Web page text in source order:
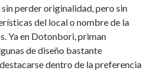
perder originalidad, pero sin
del local o nombre de la
Ya en Dotonbori, priman
de diseño bastante
dentro de la preferencia